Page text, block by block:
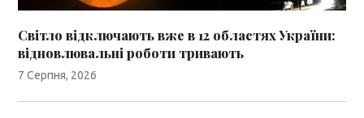
Світло відключають вже в 12 областях України:
відновлювальні роботи тривають
7 Серпня, 2026